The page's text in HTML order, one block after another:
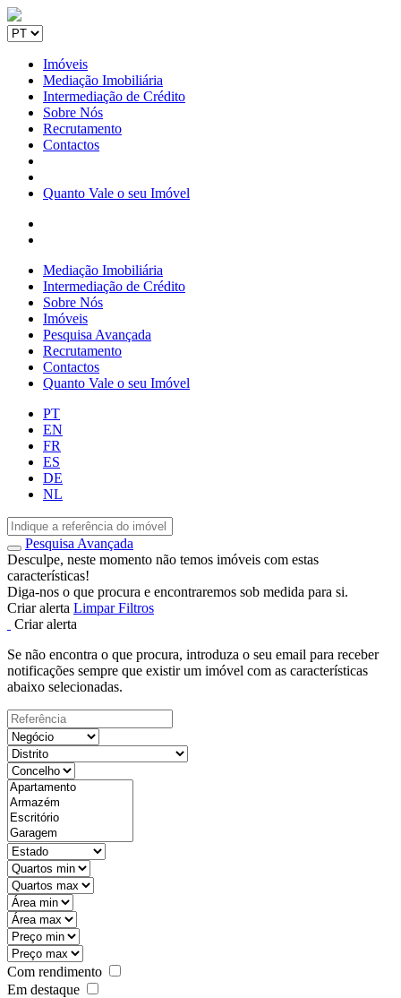
Imóveis
Mediação Imobiliária
Intermediação de Crédito
Sobre Nós
Recrutamento
Contactos
Quanto Vale o seu Imóvel
Mediação Imobiliária
Intermediação de Crédito
Sobre Nós
Imóveis
Pesquisa Avançada
Recrutamento
Contactos
Quanto Vale o seu Imóvel
PT
EN
FR
ES
DE
NL
Pesquisa Avançada
Desculpe, neste momento não temos imóveis com estas
características!
Diga-nos o que procura e encontraremos sob medida para si.
Criar alerta Limpar Filtros
Criar alerta
Se não encontra o que procura, introduza o seu email para receber
notificações sempre que existir um imóvel com as características
abaixo selecionadas.
Com rendimento
Em destaque